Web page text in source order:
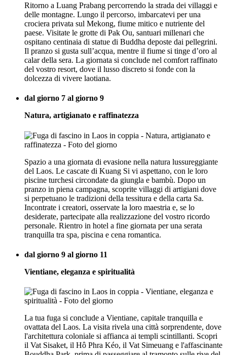
Ritorno a Luang Prabang percorrendo la strada dei villaggi e
delle montagne. Lungo il percorso, imbarcatevi per una
crociera privata sul Mekong, fiume mitico e nutriente del
paese. Visitate le grotte di Pak Ou, santuari millenari che
ospitano centinaia di statue di Buddha deposte dai pellegrini.
Il pranzo si gusta sull’acqua, mentre il fiume si tinge d’oro al
calar della sera. La giornata si conclude nel comfort raffinato
del vostro resort, dove il lusso discreto si fonde con la
dolcezza di vivere laotiana.
dal giorno 7 al giorno 9
Natura, artigianato e raffinatezza
Spazio a una giornata di evasione nella natura lussureggiante
del Laos. Le cascate di Kuang Si vi aspettano, con le loro
piscine turchesi circondate da giungla e bambù. Dopo un
pranzo in piena campagna, scoprite villaggi di artigiani dove
si perpetuano le tradizioni della tessitura e della carta Sa.
Incontrate i creatori, osservate la loro maestria e, se lo
desiderate, partecipate alla realizzazione del vostro ricordo
personale. Rientro in hotel a fine giornata per una serata
tranquilla tra spa, piscina e cena romantica.
dal giorno 9 al giorno 11
Vientiane, eleganza e spiritualità
La tua fuga si conclude a Vientiane, capitale tranquilla e
ovattata del Laos. La visita rivela una città sorprendente, dove
l'architettura coloniale si affianca ai templi scintillanti. Scopri
il Vat Sisaket, il Hô Phra Kéo, il Vat Simeuang e l'affascinante